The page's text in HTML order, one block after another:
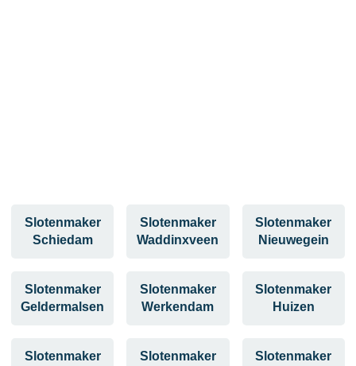
Slotenmaker
Schiedam
Slotenmaker
Waddinxveen
Slotenmaker
Nieuwegein
Slotenmaker
Geldermalsen
Slotenmaker
Werkendam
Slotenmaker
Huizen
Slotenmaker
Slotenmaker
Slotenmaker